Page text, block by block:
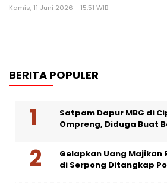
Kamis, 11 Juni 2026 - 15:51 WIB
BERITA POPULER
Satpam Dapur MBG di
Ompreng, Diduga Buat
Gelapkan Uang Majikan
di Serpong Ditangkap